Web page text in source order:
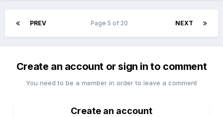
PREV NEXT
Page 5 of 20
Create an account or sign in to comment
You need to be a member in order to leave a comment
Create an account